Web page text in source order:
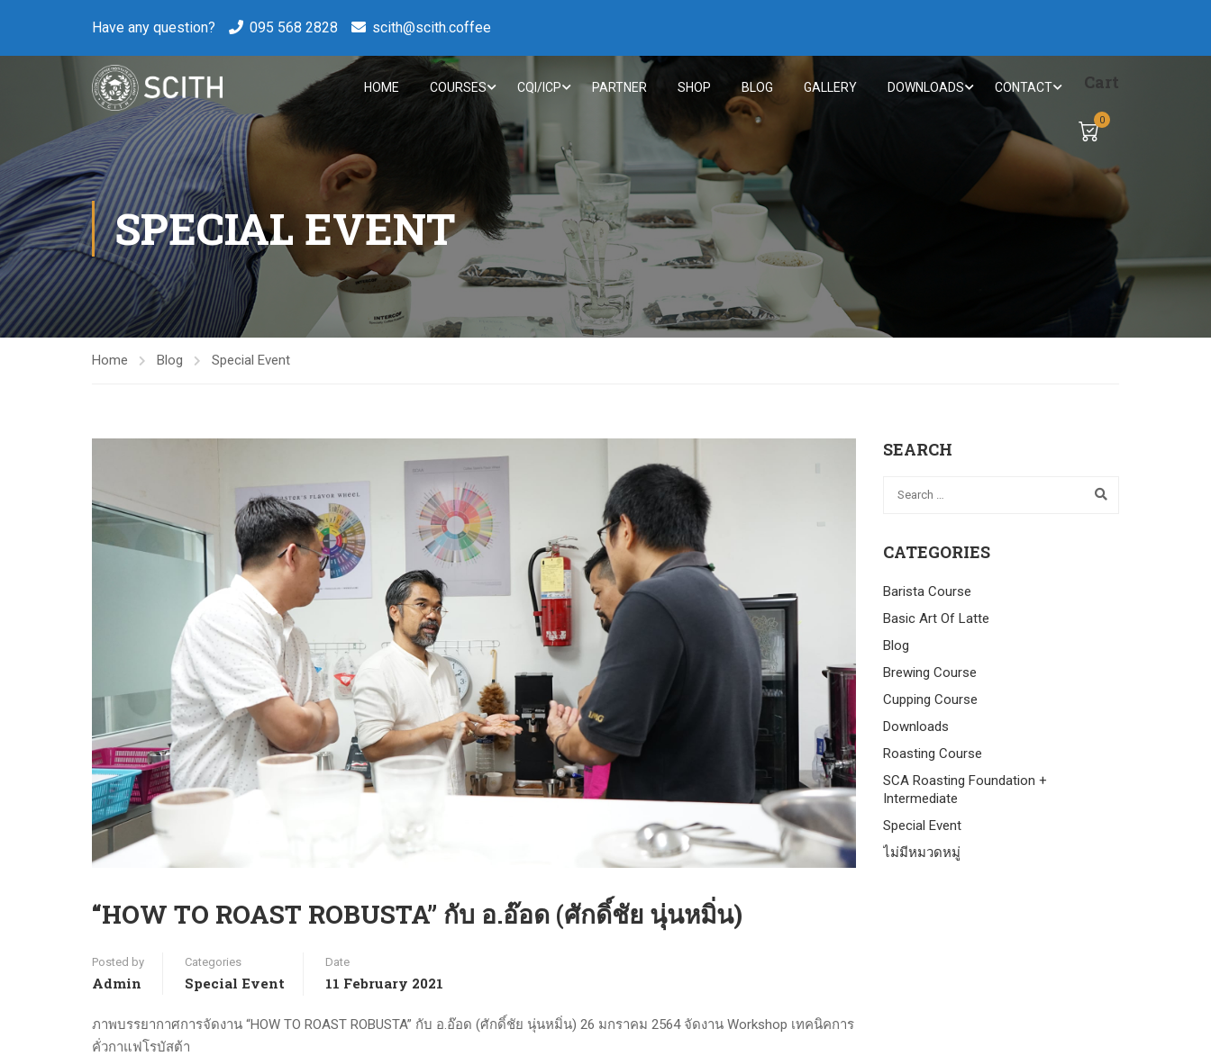
Have any question? 095 568 2828 scith@scith.coffee
HOME COURSES CQI/ICP PARTNER SHOP BLOG GALLERY DOWNLOADS CONTACT Cart
0
SPECIAL EVENT
Home Blog Special Event
“HOW TO ROAST ROBUSTA” กับ อ.อ๊อด (ศักดิ์ชัย นุ่นหมิ่น)
Posted by
Admin
Categories
Special Event
Date
11 February 2021
ภาพบรรยากาศการจัดงาน “HOW TO ROAST ROBUSTA” กับ อ.อ๊อด (ศักดิ์ชัย นุ่นหมิ่น) 26 มกราคม 2564 จัดงาน Workshop เทคนิคการ
คั่วกาแฟโรบัสต้า
SEARCH
CATEGORIES
Barista Course
Basic Art Of Latte
Blog
Brewing Course
Cupping Course
Downloads
Roasting Course
SCA Roasting Foundation +
Intermediate
Special Event
ไม่มีหมวดหมู่